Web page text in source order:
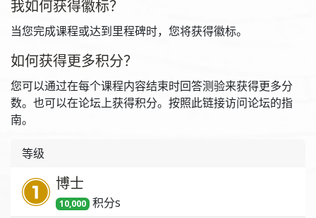
我如何获得徽标？
当您完成课程或达到里程碑时，您将获得徽标。
如何获得更多积分？
您可以通过在每个课程内容结束时回答测验来获得更多分
数。也可以在论坛上获得积分。按照此链接访问论坛的指
南。
等级
博士
10,000 积分s